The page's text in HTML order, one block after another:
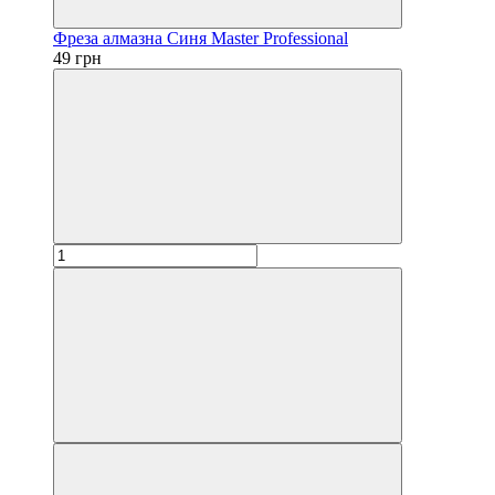
Фреза алмазна Синя Master Professional
49 грн